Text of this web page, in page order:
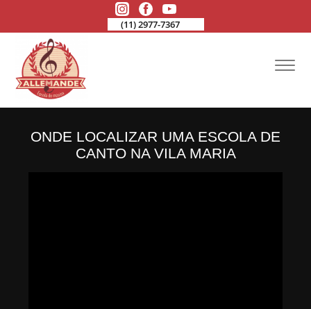
(11) 2977-7367
ONDE LOCALIZAR UMA ESCOLA DE
CANTO NA VILA MARIA